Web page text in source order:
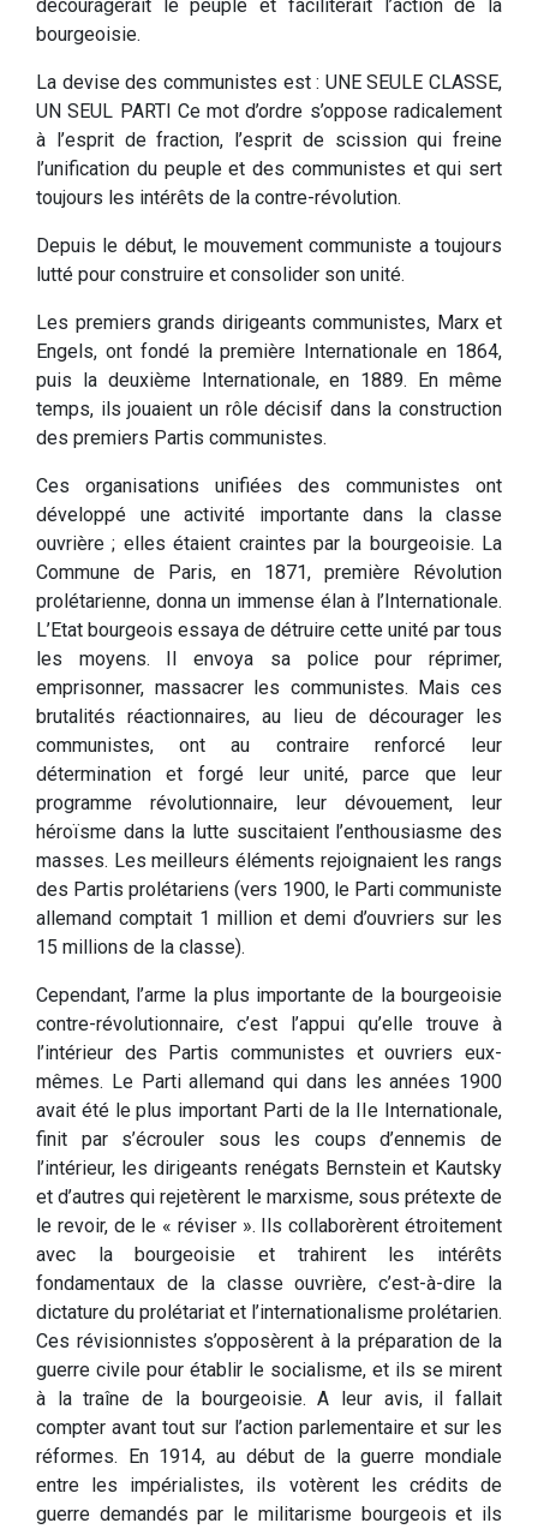
découragerait le peuple et faciliterait l’action de la
bourgeoisie.
La devise des communistes est : UNE SEULE CLASSE,
UN SEUL PARTI Ce mot d’ordre s’oppose radicalement
à l’esprit de fraction, l’esprit de scission qui freine
l’unification du peuple et des communistes et qui sert
toujours les intérêts de la contre-révolution.
Depuis le début, le mouvement communiste a toujours
lutté pour construire et consolider son unité.
Les premiers grands dirigeants communistes, Marx et
Engels, ont fondé la première Internationale en 1864,
puis la deuxième Internationale, en 1889. En même
temps, ils jouaient un rôle décisif dans la construction
des premiers Partis communistes.
Ces organisations unifiées des communistes ont
développé une activité importante dans la classe
ouvrière ; elles étaient craintes par la bourgeoisie. La
Commune de Paris, en 1871, première Révolution
prolétarienne, donna un immense élan à l’Internationale.
L’Etat bourgeois essaya de détruire cette unité par tous
les moyens. Il envoya sa police pour réprimer,
emprisonner, massacrer les communistes. Mais ces
brutalités réactionnaires, au lieu de décourager les
communistes, ont au contraire renforcé leur
détermination et forgé leur unité, parce que leur
programme révolutionnaire, leur dévouement, leur
héroïsme dans la lutte suscitaient l’enthousiasme des
masses. Les meilleurs éléments rejoignaient les rangs
des Partis prolétariens (vers 1900, le Parti communiste
allemand comptait 1 million et demi d’ouvriers sur les
15 millions de la classe).
Cependant, l’arme la plus importante de la bourgeoisie
contre-révolutionnaire, c’est l’appui qu’elle trouve à
l’intérieur des Partis communistes et ouvriers eux-
mêmes. Le Parti allemand qui dans les années 1900
avait été le plus important Parti de la IIe Internationale,
finit par s’écrouler sous les coups d’ennemis de
l’intérieur, les dirigeants renégats Bernstein et Kautsky
et d’autres qui rejetèrent le marxisme, sous prétexte de
le revoir, de le « réviser ». Ils collaborèrent étroitement
avec la bourgeoisie et trahirent les intérêts
fondamentaux de la classe ouvrière, c’est-à-dire la
dictature du prolétariat et l’internationalisme prolétarien.
Ces révisionnistes s’opposèrent à la préparation de la
guerre civile pour établir le socialisme, et ils se mirent
à la traîne de la bourgeoisie. A leur avis, il fallait
compter avant tout sur l’action parlementaire et sur les
réformes. En 1914, au début de la guerre mondiale
entre les impérialistes, ils votèrent les crédits de
guerre demandés par le militarisme bourgeois et ils